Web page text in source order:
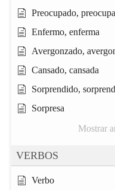
Preocupado,
Enfermo, enferma
Avergonzado,
Cansado, cansada
Sorprendido,
Sorpresa
Mostrar
VERBOS
Verbo